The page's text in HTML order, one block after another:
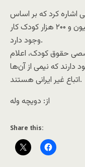
اشاره کرد که بر اساس
آن در سال ۲۰۱۲ در کل خاورمیانه شش میلیون و ۲۰۰ هزار کودک کار
وجود دارد.
حقوق کودک، اعلام
دارند که نیمی از آن‌ها
اتباع غیر ایرانی هستند.
از: دویچه وله
Share this: